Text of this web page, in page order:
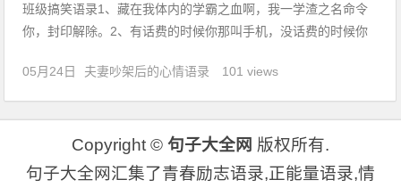
班级搞笑语录1、藏在我体内的学霸之血啊，我一学渣之名命令
你，封印解除。2、有话费的时候你那叫手机，没话费的时候你
下食。4、考试是浮云，考完就成乌云。5、世界上没有无缘无故
的爱，也没有无缘无故的恨，却偏偏有无缘无故的胖。6、下午
去湖
05月24日 夫妻吵架后的心情语录 101 views
Copyright © 句子大全网 版权所有.
句子大全网汇集了青春励志语录,正能量语录,情